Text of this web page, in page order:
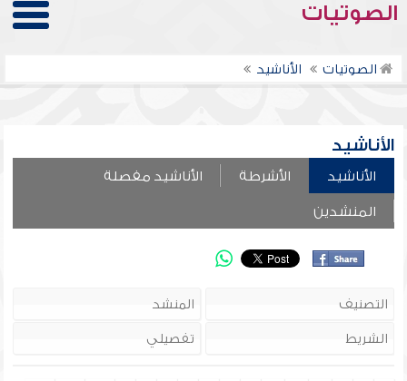
الصوتيات
الصوتيات الأناشيد
الأناشيد
الأناشيد الأشرطة الأناشيد مفصلة
المنشدين